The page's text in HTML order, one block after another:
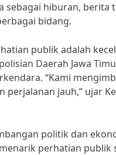
sebagai hiburan,
bidang.
publik adalah
Daerah Jawa
“Kami
jauh,” ujar
politik dan
perhatian